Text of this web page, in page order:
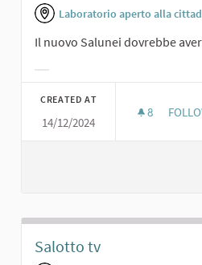
Laboratorio aperto alla
Il nuovo Salunei dovrebbe
CREATED AT
14/12/2024
8 8
Salotto tv